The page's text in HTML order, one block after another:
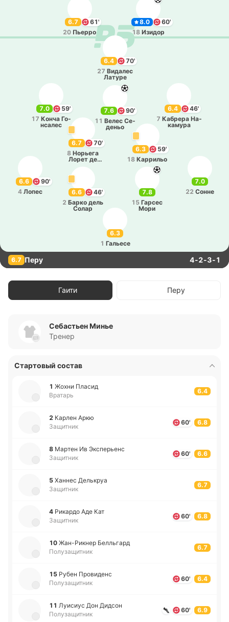
6.7
61'
20 Пьерро
8.0
60'
18 Изидор
6.3
1 Га­лье­се
7.8
15 Гарсес
Мори
7.0
22 Сонне
6.6
46'
2 Барко дель
Солар
6.6
90'
4 Лопес
7.6
90'
11 Велес Се­
де­ньо
6.3
59'
18 Ка­рри­льо
6.4
46'
7 Ка­бре­ра На­
ка­му­ра
7.0
59'
17 Конча Го­
нса­лес
6.7
70'
8 Но­рье­га
Лорет де
6.4
70'
27 Ви­да­лес
Латуре
6.7 Перу 4-2-3-1
Гаити Перу
Себастьен Минье
Тренер
Стартовый состав
1 Жохни Пласид
Вратарь
6.4
2 Карлен Аркю
Защитник
60' 6.8
8 Мартен Ив Экспе­рьенс
Защитник
60' 6.6
5 Ханнес Де­лькруа
Защитник
6.7
4 Ри­ка­рдо Аде Кат
Защитник
60' 6.8
10 Жа­н-Ри­кнер Бе­лльгард
Полузащитник
6.7
15 Рубен Про­ви­денс
Полузащитник
60' 6.4
11 Луи­сиус Дон Дидсон
Полузащитник
60' 6.9